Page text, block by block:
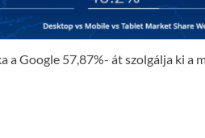
Google 57,87%- át szolgálja ki a